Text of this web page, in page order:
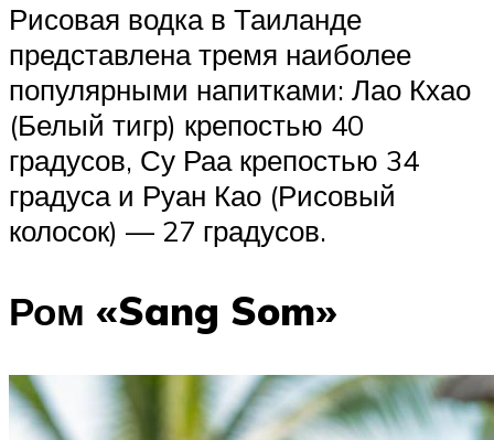
Рисовая водка в Таиланде
представлена тремя наиболее
популярными напитками: Лао Кхао
(Белый тигр) крепостью 40
градусов, Су Раа крепостью 34
градуса и Руан Као (Рисовый
колосок) — 27 градусов.
Ром «Sang Som»